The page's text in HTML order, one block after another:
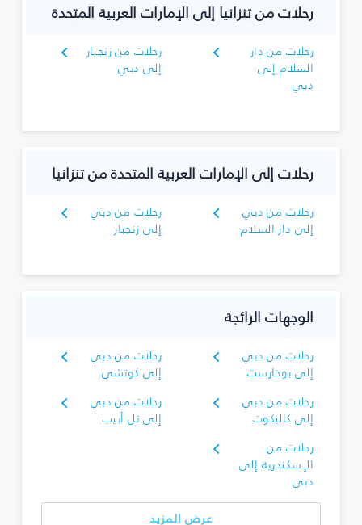
رحلات من تنزانيا إلى الإمارات العربية المتحدة
رحلات من دار
السلام إلى
دبي
رحلات من زنجبار
إلى دبي
رحلات إلى الإمارات العربية المتحدة من تنزانيا
رحلات من دبي
إلى دار السلام
رحلات من دبي
إلى زنجبار
الوجهات الرائجة
رحلات من دبي
إلى بوخارست
رحلات من دبي
إلى كوتشي
رحلات من دبي
إلى كاليكوت
رحلات من دبي
إلى تل أبيب
رحلات من
الإسكندرية إلى
دبي
عرض المزيد